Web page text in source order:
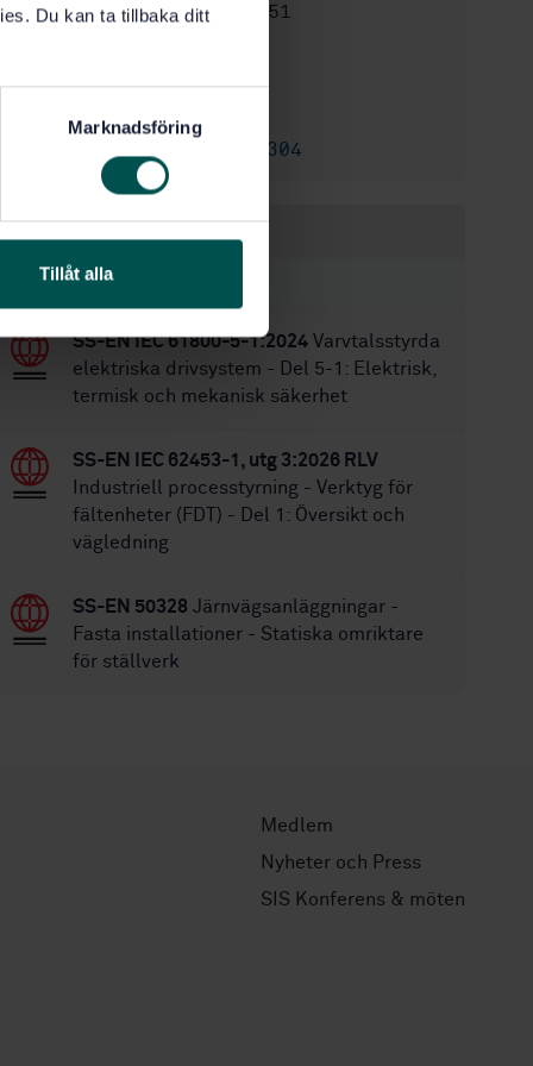
Du kan ta tillbaka ditt
Marknadsföring
Tillåt alla
Artikelnummer:STD-3337051
2016-05-11
94
SS-EN 61800-7-304
STANDARDER
SS-EN IEC 61800-5-1:2024 Varvtalsstyrda
elektriska drivsystem - Del 5-1: Elektrisk,
termisk och mekanisk säkerhet
SS-EN IEC 62453-1, utg 3:2026 RLV
Industriell processtyrning - Verktyg för
fältenheter (FDT) - Del 1: Översikt och
vägledning
SS-EN 50328 Järnvägsanläggningar -
Fasta installationer - Statiska omriktare
för ställverk
Medlem
Nyheter och Press
SIS Konferens & möten